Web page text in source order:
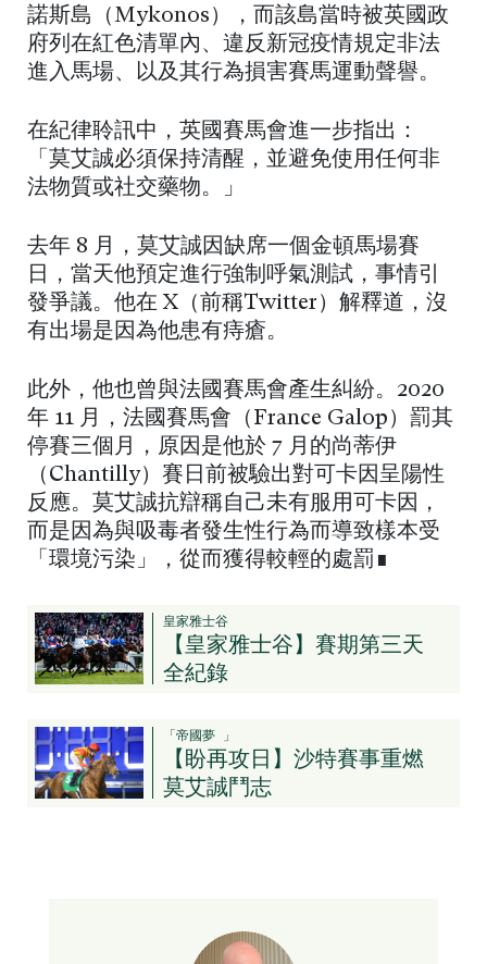
諾斯島（Mykonos），而該島當時被英國政
府列在紅色清單內、違反新冠疫情規定非法
進入馬場、以及其行為損害賽馬運動聲譽。
在紀律聆訊中，英國賽馬會進一步指出：
「莫艾誠必須保持清醒，並避免使用任何非
法物質或社交藥物。」
去年 8 月，莫艾誠因缺席一個金頓馬場賽
日，當天他預定進行強制呼氣測試，事情引
發爭議。他在 X（前稱Twitter）解釋道，沒
有出場是因為他患有痔瘡。
此外，他也曾與法國賽馬會產生糾紛。2020
年 11 月，法國賽馬會（France Galop）罰其
停賽三個月，原因是他於 7 月的尚蒂伊
（Chantilly）賽日前被驗出對可卡因呈陽性
反應。莫艾誠抗辯稱自己未有服用可卡因，
而是因為與吸毒者發生性行為而導致樣本受
「環境污染」，從而獲得較輕的處罰∎
皇家雅士谷
【皇家雅士谷】賽期第三天
全紀錄
「帝國夢 」
【盼再攻日】沙特賽事重燃
莫艾誠鬥志